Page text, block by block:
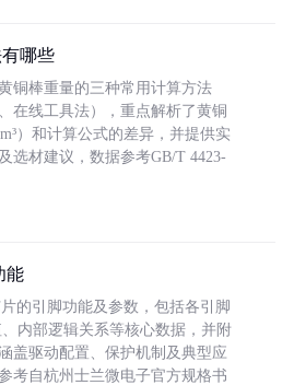
哪些
铜棒重量的三种常用计算方法
在线工具法），重点解析了黄铜
）和计算公式的差异，并提供实
选材建议，数据参考GB/T 4423-
能
的引脚功能及参数，包括各引脚
内部逻辑关系等核心数据，并附
盖驱动配置、保护机制及典型应
考自杭州士兰微电子官方规格书